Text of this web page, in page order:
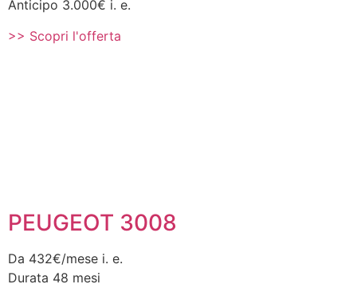
Anticipo 3.000€ i. e.
>> Scopri l'offerta
PEUGEOT 3008
Da 432€/mese i. e.
Durata 48 mesi